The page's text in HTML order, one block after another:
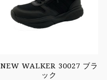
NEW WALKER 30027 ブラ
ック